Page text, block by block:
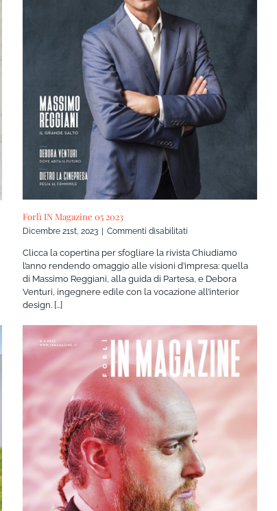
Forlì IN Magazine 05 2023
Dicembre 21st, 2023 Commenti disabilitatisu
IN
Magazine
05
2023
Clicca la copertina per sfogliare la rivista Chiudiamo
l’anno rendendo omaggio alle visioni d’impresa: quella
di Massimo Reggiani, alla guida di Partesa, e Debora
Venturi, ingegnere edile con la vocazione all’interior
design. [...]